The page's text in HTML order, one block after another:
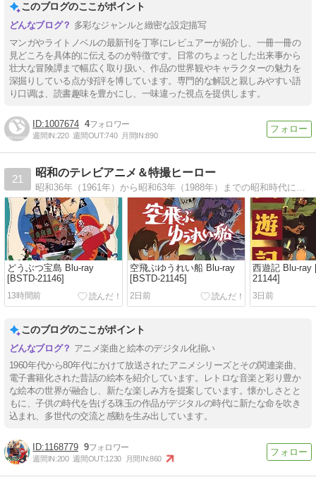
このブログのここがポイント
多彩なジャンルと緻密な設定描写
マンガやライトノベルの最新刊を丁寧にレビュアーが紹介し、一冊一冊の
見どころを具体的に伝えるのが特徴です。日常のちょっとした出来事から
壮大な冒険譚まで幅広く取り扱い、作品の世界観やキャラクターの魅力を
深掘りしている点が好評を博しています。専門的な解説と親しみやすい語
り口调は、読書趣味を豊かにし、一味違った視点を提供します。
1007674 4
週間IN:220 週間OUT:740 月間IN:890
21
昭和のテレビアニメ＆特撮ヒーロー
昭和36年（1961年）から昭和63年（1988年）までの昭和時代にレギュラー放送された全570番組のテレビアニメ番組情報を掲載したブログ。
どうぶつ宝島 Blu-ray
[BSTD-21146]
13時間前
空飛ぶゆうれい船 Blu-ray
[BSTD-21145]
2日前
西遊記 Blu-ray
21144]
3日前
このブログのここがポイント
アニメ楽曲と絵本のデジタル化揃い
1960年代から80年代にかけて放送されたアニメシリーズとその関連楽曲、
電子書籍化された昔話の絵本を紹介しています。レトロな音楽と彩り豊か
な絵本の世界が融合し、新たな楽しみ方を提案しています。懐かしさとと
もに、子供の時代を告げる珠玉の作品がデジタルの時代に新たな命を吹き
込まれ、多世代の交流と感動を生み出しています。
1168779 9
週間IN:200 週間OUT:1230 月間IN:860